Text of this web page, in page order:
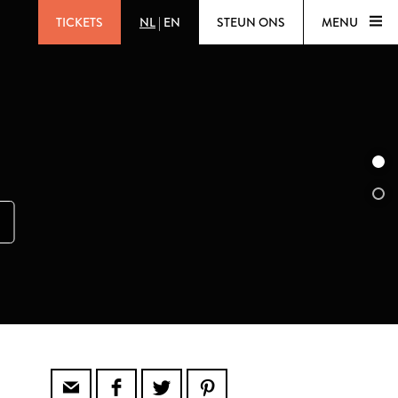
TICKETS NL | EN STEUN ONS MENU